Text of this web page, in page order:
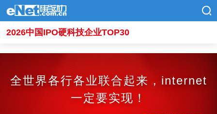
2026中国IPO硬科技企业TOP30
全世界各行各业联合起来，internet
一定要实现！